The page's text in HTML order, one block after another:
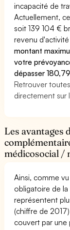
incapacité de
Actuellement,
soit 139 104 €
revenu
montant
votre
dépasser
Retrouver
directement sur
Les avantages
médicosocial /
Ainsi, comme
obligatoire de la
représentent
(chiffre de
couvert par une